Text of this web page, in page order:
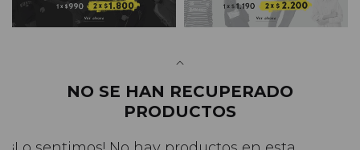
NO SE HAN RECUPERADO
PRODUCTOS